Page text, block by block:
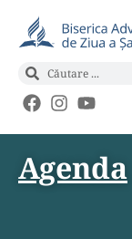
Agenda